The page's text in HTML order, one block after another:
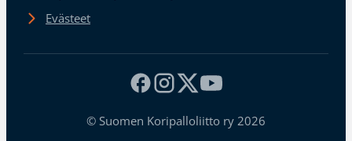
Evästeet
© Suomen Koripalloliitto ry 2026